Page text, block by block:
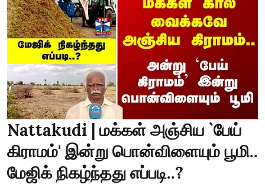
Nattakudi | மக்கள் அஞ்சிய `பேய்
கிராமம்' இன்று பொன்விளையும் பூமி..
மேஜிக் நிகழ்ந்தது எப்படி..?